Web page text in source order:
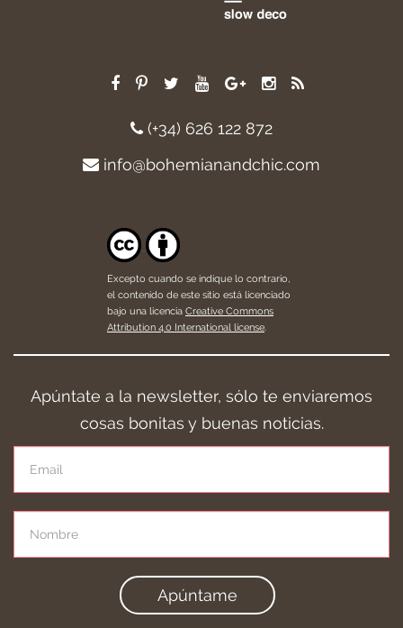
(+34) 626 122 872
info@bohemianandchic.com
Excepto cuando se indique lo contrario,
el contenido de este sitio está licenciado
bajo una licencia Creative Commons
Attribution 4.0 International license.
Apúntate a la newsletter, sólo te enviaremos
cosas bonitas y buenas noticias.
Apúntame